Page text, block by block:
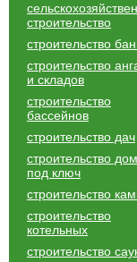
строительство
строительство
строительство
и складов
строительство
бассейнов
строительство дач
строительство
под ключ
строительство
строительство
котельных
строительство